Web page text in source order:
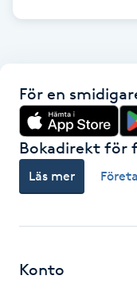
Gravidmassage
Gravidyoga
För en
Bokadirekt för
Läs mer
Konto